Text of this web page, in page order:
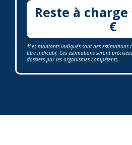
Reste à
€
*Les montants indiqués sont des estimations
titre indicatif. Ces estimations seront
dossiers par les organismes compétents.